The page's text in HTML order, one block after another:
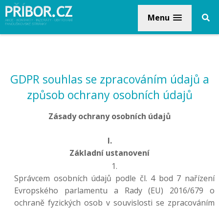
Menu
GDPR souhlas se zpracováním údajů a
způsob ochrany osobních údajů
Zásady ochrany osobních údajů
I.
Základní ustanovení
Správcem osobních údajů podle čl. 4 bod 7 nařízení
Evropského parlamentu a Rady (EU) 2016/679 o
ochraně fyzických osob v souvislosti se zpracováním